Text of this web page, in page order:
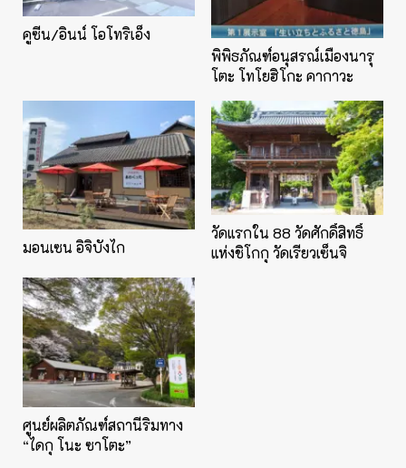
คูซีน/อินน์ โอโทริเอ็ง
พิพิธภัณฑ์อนุสรณ์เมืองนารุ
โตะ โทโยฮิโกะ คากาวะ
มอนเซน อิจิบังไก
วัดแรกใน 88 วัดศักดิ์สิทธิ์
แห่งชิโกกุ วัดเรียวเซ็นจิ
ศูนย์ผลิตภัณฑ์สถานีริมทาง
“ไดกุ โนะ ซาโตะ”